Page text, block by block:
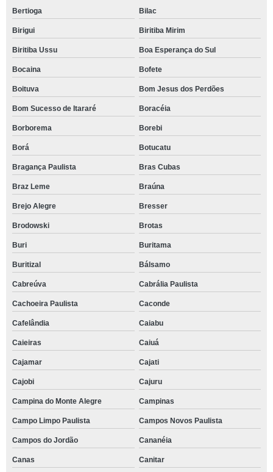
Bertioga Bilac
Birigui Biritiba Mirim
Biritiba Ussu Boa Esperança do Sul
Bocaina Bofete
Boituva Bom Jesus dos Perdões
Bom Sucesso de Itararé Boracéia
Borborema Borebi
Borá Botucatu
Bragança Paulista Bras Cubas
Braz Leme Braúna
Brejo Alegre Bresser
Brodowski Brotas
Buri Buritama
Buritizal Bálsamo
Cabreúva Cabrália Paulista
Cachoeira Paulista Caconde
Cafelândia Caiabu
Caieiras Caiuá
Cajamar Cajati
Cajobi Cajuru
Campina do Monte Alegre Campinas
Campo Limpo Paulista Campos Novos Paulista
Campos do Jordão Cananéia
Canas Canitar